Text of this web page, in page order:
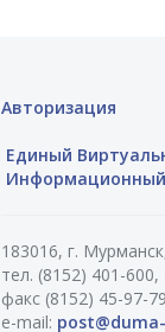
Авторизация
Единый
183016, г.
тел. (8152) 401-600,
факс (8152) 45-97-79
e-mail: